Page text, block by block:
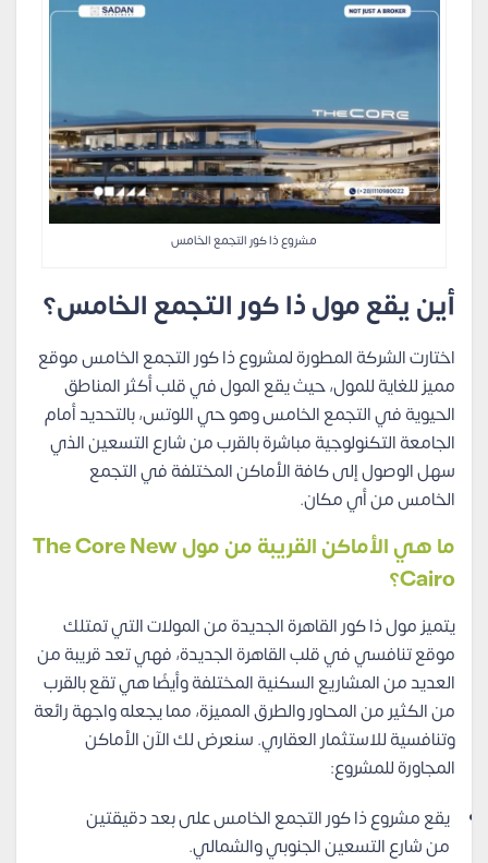
مشروع ذا كور التجمع الخامس
أين يقع مول ذا كور التجمع الخامس؟
اختارت الشركة المطورة لمشروع ذا كور التجمع الخامس موقع
مميز للغاية للمول، حيث يقع المول في قلب أكثر المناطق
الحيوية في التجمع الخامس وهو حي اللوتس، بالتحديد أمام
الجامعة التكنولوجية مباشرة بالقرب من شارع التسعين الذي
سهل الوصول إلى كافة الأماكن المختلفة في التجمع
الخامس من أي مكان.
ما هي الأماكن القريبة من مول The Core New
Cairo؟
يتميز مول ذا كور القاهرة الجديدة من المولات التي تمتلك
موقع تنافسي في قلب القاهرة الجديدة، فهي تعد قريبة من
العديد من المشاريع السكنية المختلفة وأيضًا هي تقع بالقرب
من الكثير من المحاور والطرق المميزة، مما يجعله واجهة رائعة
وتنافسية للاستثمار العقاري. سنعرض لك الآن الأماكن
المجاورة للمشروع:
يقع مشروع ذا كور التجمع الخامس على بعد دقيقتين
من شارع التسعين الجنوبي والشمالي.